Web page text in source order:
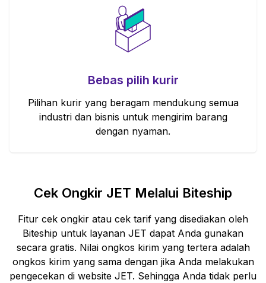
Bebas pilih kurir
Pilihan kurir yang beragam mendukung semua
industri dan bisnis untuk mengirim barang
dengan nyaman.
Cek Ongkir JET Melalui Biteship
Fitur cek ongkir atau cek tarif yang disediakan oleh
Biteship untuk layanan JET dapat Anda gunakan
secara gratis. Nilai ongkos kirim yang tertera adalah
ongkos kirim yang sama dengan jika Anda melakukan
pengecekan di website JET. Sehingga Anda tidak perlu